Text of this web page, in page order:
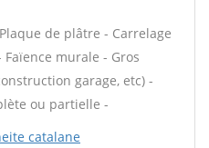
de plâtre - Carrelage
murale - Gros
garage, etc) -
ou partielle -
catalane